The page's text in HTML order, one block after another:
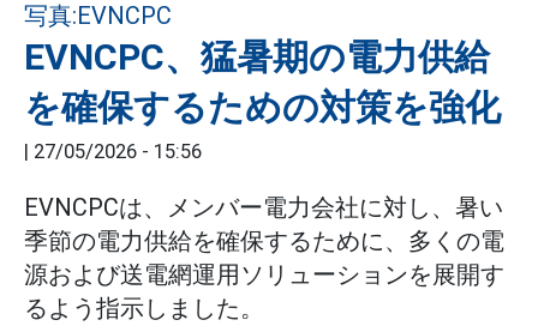
EVNCPC、猛暑期の電力供給
を確保するための対策を強化
| 27/05/2026 - 15:56
EVNCPCは、メンバー電力会社に対し、暑い
季節の電力供給を確保するために、多くの電
源および送電網運用ソリューションを展開す
るよう指示しました。